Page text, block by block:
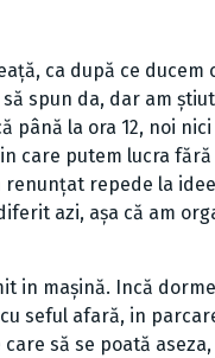
ca după ce
spun da, dar am
până la ora 12, noi
care putem lucra
renunțat repede la
azi, așa că am
in mașină. Incă
seful afară, in
să se poată